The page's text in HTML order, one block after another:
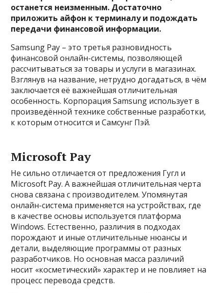
останется неизменным. Достаточно
приложить айфон к терминалу и подождать
передачи финансовой информации.
Samsung Pay – это третья разновидность
финансовой онлайн-системы, позволяющей
рассчитываться за товары и услуги в магазинах.
Взглянув на название, нетрудно догадаться, в чём
заключается её важнейшая отличительная
особенность. Корпорация Samsung использует в
произведённой технике собственные разработки,
к которым относится и Самсунг Пэй.
Microsoft Pay
Не сильно отличается от предложения Гугл и
Microsoft Pay. А важнейшая отличительная черта
снова связана с производителем. Упомянутая
онлайн-система применяется на устройствах, где
в качестве основы используется платформа
Windows. Естественно, различия в подходах
порождают и иные отличительные нюансы и
детали, выделяющие программы от разных
разработчиков. Но основная масса различий
носит «косметический» характер и не повлияет на
процесс перевода средств.